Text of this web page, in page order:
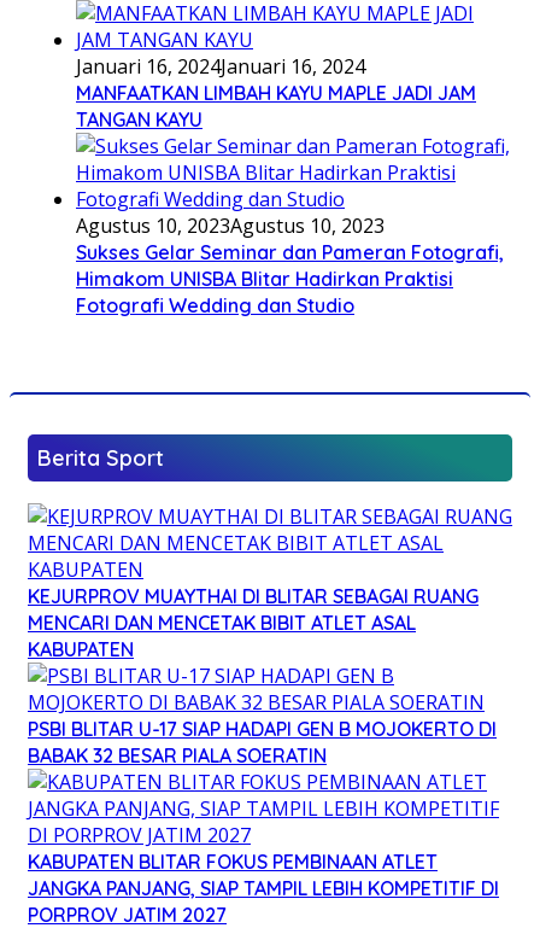
Januari 16, 2024Januari 16, 2024
MANFAATKAN LIMBAH KAYU MAPLE JADI JAM
TANGAN KAYU
Agustus 10, 2023Agustus 10, 2023
Sukses Gelar Seminar dan Pameran Fotografi,
Himakom UNISBA Blitar Hadirkan Praktisi
Fotografi Wedding dan Studio
Berita Sport
KEJURPROV MUAYTHAI DI BLITAR SEBAGAI RUANG
MENCARI DAN MENCETAK BIBIT ATLET ASAL
KABUPATEN
PSBI BLITAR U-17 SIAP HADAPI GEN B MOJOKERTO DI
BABAK 32 BESAR PIALA SOERATIN
KABUPATEN BLITAR FOKUS PEMBINAAN ATLET
JANGKA PANJANG, SIAP TAMPIL LEBIH KOMPETITIF DI
PORPROV JATIM 2027